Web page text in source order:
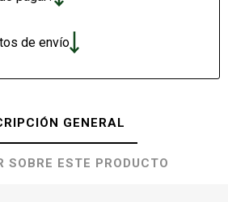
de envío
GENERAL
SOBRE ESTE PRODUCTO